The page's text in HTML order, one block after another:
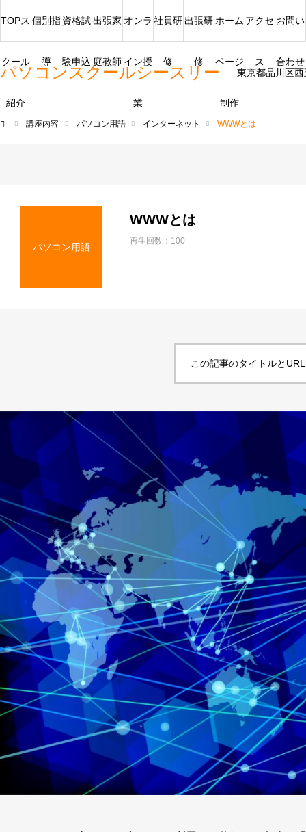
パソコンスクールシースリー 東京都品川区
TOPス
クール
紹介
個別指
導
資格試
験申込
出張家
庭教師
オンラ
イン授
業
社員研
修
出張研
修
ホーム
ページ
制作
アクセ
ス
お問い
合わせ
講座内容 パソコン用語 インターネット WWWとは
パソコン用語
WWWとは
再生回数：100
この記事のタイトルと